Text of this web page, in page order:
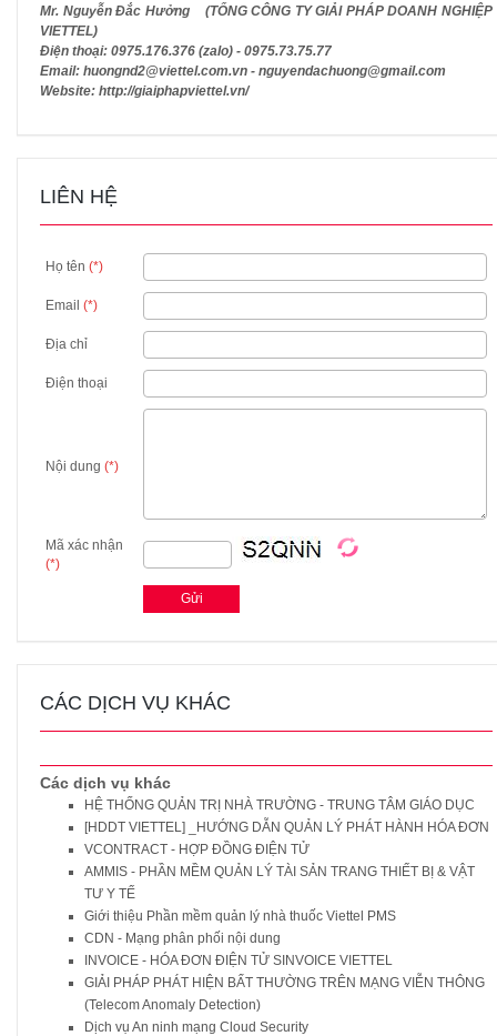
Mr. Nguyễn Đắc Hưởng (TỔNG CÔNG TY GIẢI PHÁP DOANH NGHIỆP
VIETTEL)
Điện thoại: 0975.176.376 (zalo) - 0975.73.75.77
Email: huongnd2@viettel.com.vn - nguyendachuong@gmail.com
Website: http://giaiphapviettel.vn/
LIÊN HỆ
Họ tên (*)
Email (*)
Địa chỉ
Điện thoại
Nội dung (*)
Mã xác nhận
(*)
CÁC DỊCH VỤ KHÁC
Các dịch vụ khác
HỆ THỐNG QUẢN TRỊ NHÀ TRƯỜNG - TRUNG TÂM GIÁO DỤC
[HDDT VIETTEL] _HƯỚNG DẪN QUẢN LÝ PHÁT HÀNH HÓA ĐƠN
VCONTRACT - HỢP ĐỒNG ĐIỆN TỬ
AMMIS - PHẦN MỀM QUẢN LÝ TÀI SẢN TRANG THIẾT BỊ & VẬT
TƯ Y TẾ
Giới thiệu Phần mềm quản lý nhà thuốc Viettel PMS
CDN - Mạng phân phối nội dung
INVOICE - HÓA ĐƠN ĐIỆN TỬ SINVOICE VIETTEL
GIẢI PHÁP PHÁT HIỆN BẤT THƯỜNG TRÊN MẠNG VIỄN THÔNG
(Telecom Anomaly Detection)
Dịch vụ An ninh mạng Cloud Security